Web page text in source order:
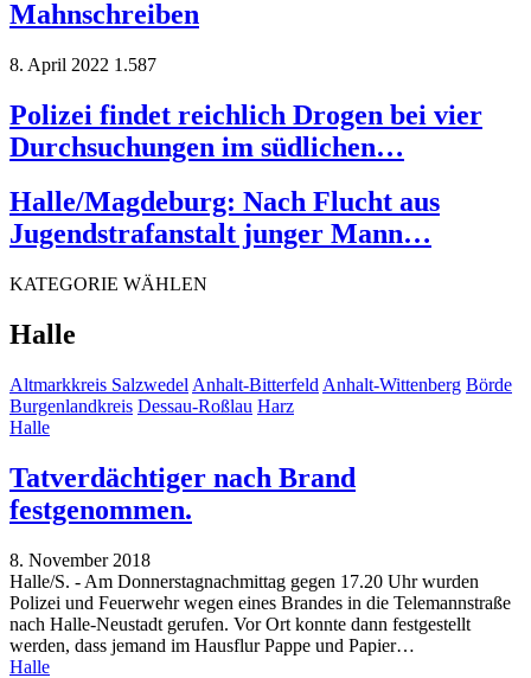
Mahnschreiben
8. April 2022 1.587
Polizei findet reichlich Drogen bei vier
Durchsuchungen im südlichen…
Halle/Magdeburg: Nach Flucht aus
Jugendstrafanstalt junger Mann…
KATEGORIE WÄHLEN
Halle
Altmarkkreis Salzwedel Anhalt-Bitterfeld Anhalt-Wittenberg Börde
Burgenlandkreis Dessau-Roßlau Harz
Halle
Tatverdächtiger nach Brand
festgenommen.
8. November 2018
Halle/S. - Am Donnerstagnachmittag gegen 17.20 Uhr wurden
Polizei und Feuerwehr wegen eines Brandes in die Telemannstraße
nach Halle-Neustadt gerufen. Vor Ort konnte dann festgestellt
werden, dass jemand im Hausflur Pappe und Papier…
Halle